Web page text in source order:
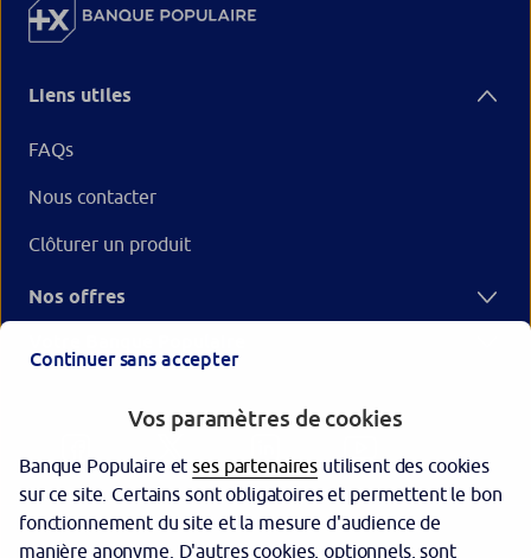
Liens utiles
FAQs
Nous contacter
Clôturer un produit
Nos offres
Continuer sans accepter
Vos paramètres de cookies
Banque Populaire etses partenaires utilisent des cookies
sur ce site. Certains sont obligatoires et permettent le bon
fonctionnement du site et la mesure d'audience de
manière anonyme. D'autres cookies, optionnels, sont